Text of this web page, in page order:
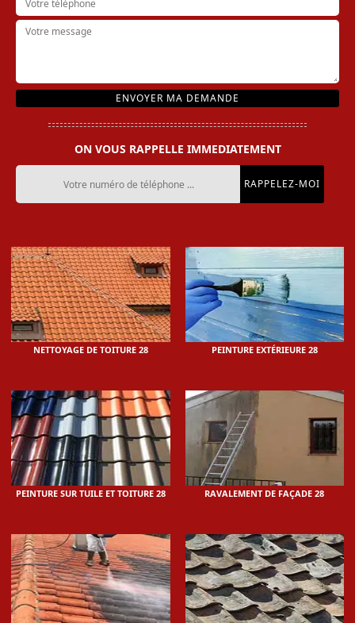
ON VOUS RAPPELLE IMMEDIATEMENT
NETTOYAGE DE TOITURE 28 PEINTURE EXTÉRIEURE 28
PEINTURE SUR TUILE ET TOITURE 28 RAVALEMENT DE FAÇADE 28